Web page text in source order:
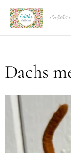
Ediths
Dachs